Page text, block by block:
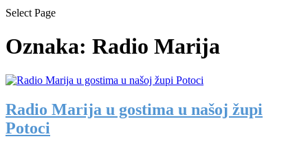
Select Page
Oznaka: Radio Marija
Radio Marija u gostima u našoj župi
Potoci